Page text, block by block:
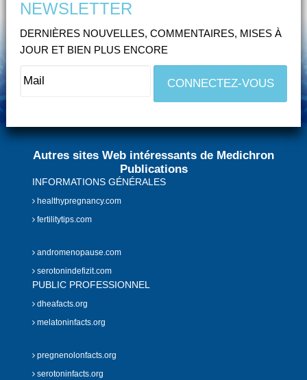
NEWSLETTER
DERNIÈRES NOUVELLES, COMMENTAIRES, MISES À
JOUR ET BIEN PLUS ENCORE
Autres sites Web intéressants de Medichron
Publications
INFORMATIONS GÉNÉRALES
healthypregnancy.com
fertilitytips.com
andromenopause.com
serotonindefizit.com
PUBLIC PROFESSIONNEL
dheafacts.org
melatoninfacts.org
pregnenolonfacts.org
serotoninfacts.org